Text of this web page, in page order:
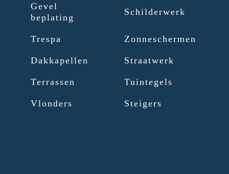
Gevel
beplating
Schilderwerk
Trespa Zonneschermen
Dakkapellen Straatwerk
Terrassen Tuintegels
Vlonders Steigers